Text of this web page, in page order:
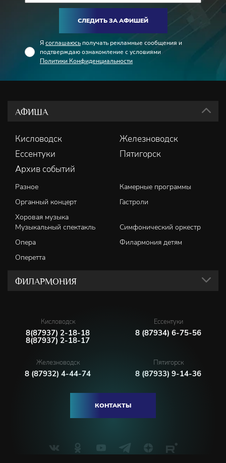
СЛЕДИТЬ ЗА АФИШЕЙ
Я соглашаюсь получать рекламные сообщения и
подтверждаю ознакомление с условиями
Политики Конфиденциальности
АФИША
Кисловодск
Железноводск
Ессентуки
Пятигорск
Архив событий
Разное
Камерные программы
Органный концерт
Гастроли
Хоровая музыка
Музыкальный спектакль
Симфонический оркестр
Опера
Филармония детям
Оперетта
ФИЛАРМОНИЯ
Кисловодск
8(87937) 2-18-18
8(87937) 2-18-17
Ессентуки
8 (87934) 6-75-56
Железноводск
8 (87932) 4-44-74
Пятигорск
8 (87933) 9-14-36
КОНТАКТЫ